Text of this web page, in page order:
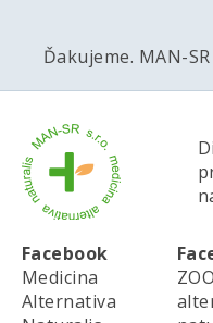
Ďakujeme. MAN-SR
Facebook
Medicina
Alternativa